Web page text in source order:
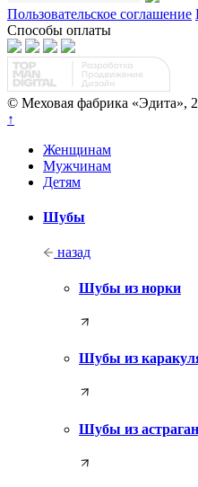
Пользовательское соглашение
Способы оплаты
© Меховая фабрика «Эдита»,
↑
Женщинам
Мужчинам
Детям
Шубы
назад
Шубы из норки
Шубы из
Шубы из